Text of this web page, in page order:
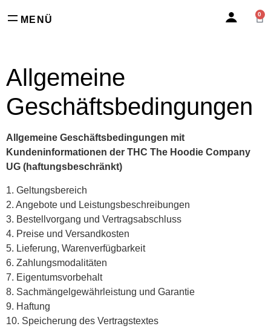
MENÜ
0
Allgemeine
Geschäftsbedingungen
Allgemeine Geschäftsbedingungen mit
Kundeninformationen der THC The Hoodie Company
UG (haftungsbeschränkt)
1. Geltungsbereich
2. Angebote und Leistungsbeschreibungen
3. Bestellvorgang und Vertragsabschluss
4. Preise und Versandkosten
5. Lieferung, Warenverfügbarkeit
6. Zahlungsmodalitäten
7. Eigentumsvorbehalt
8. Sachmängelgewährleistung und Garantie
9. Haftung
10. Speicherung des Vertragstextes